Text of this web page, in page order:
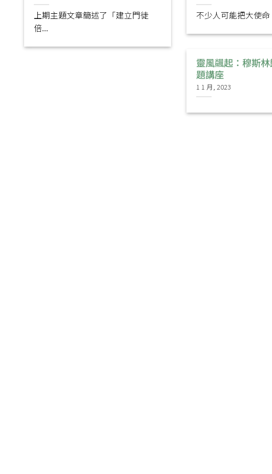
上期主題文章簡述了「建立門徒
倍...
不少人可能把大使
靈風飊起：穆斯
題講座
1 1 月, 2023